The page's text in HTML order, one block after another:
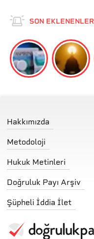
SON EKLENENLER
Hakkımızda
Metodoloji
Hukuk Metinleri
Doğruluk Payı Arşiv
Şüpheli İddia İlet